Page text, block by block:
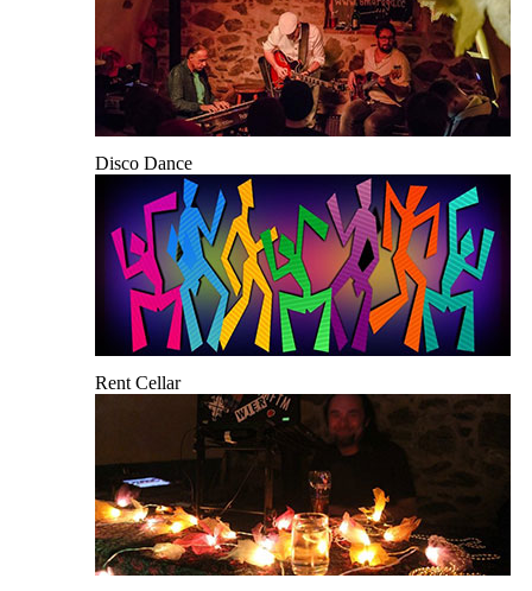
Disco Dance
Rent Cellar